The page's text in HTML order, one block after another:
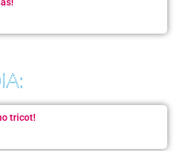
tricot!